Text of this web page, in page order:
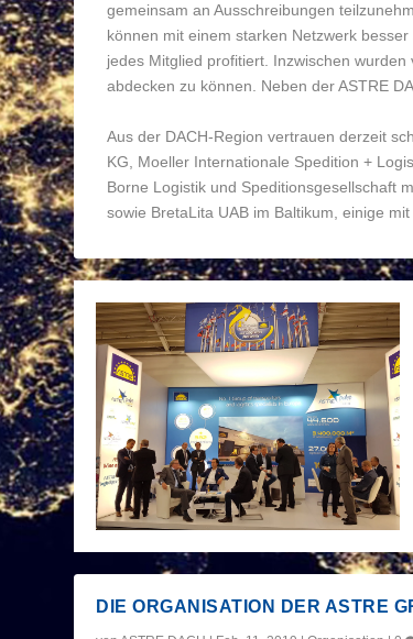
gemeinsam an Ausschreibungen
können mit einem starken Netzwerk
jedes Mitglied profitiert. Inzwischen
abdecken zu können. Neben der ASTRE
Aus der DACH-Region vertrauen derzeit
KG, Moeller Internationale Spedition +
Borne Logistik und Speditionsgesellschaft
sowie BretaLita UAB im Baltikum, einige
DIE ORGANISATION DER ASTRE